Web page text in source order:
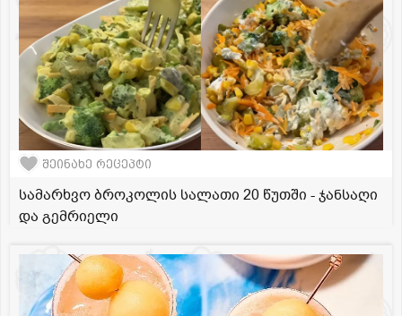
შეინახე რეცეპტი
სამარხვო ბროკოლის სალათი 20 წუთში - ჯანსაღი
და გემრიელი